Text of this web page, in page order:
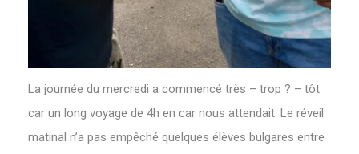
‌La journée du mercredi a commencé très – trop ? – tôt
car un long voyage de 4h en car nous attendait. Le réveil
matinal n’a pas empêché quelques élèves bulgares entre